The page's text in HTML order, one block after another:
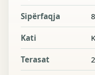
Sipërfaqja
Kati
Terasat